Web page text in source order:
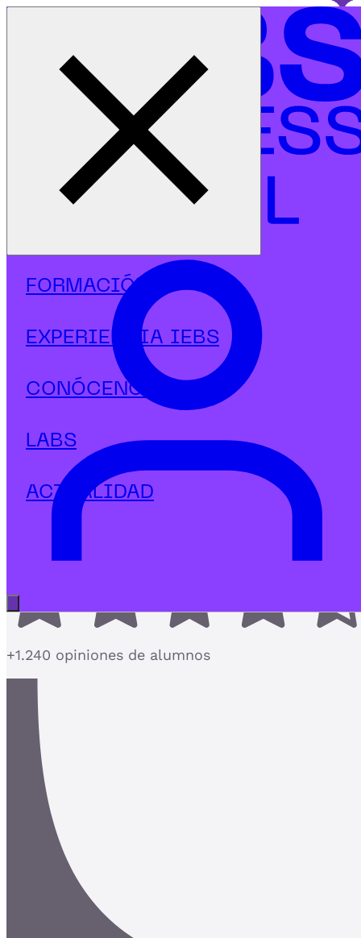
FORMACIÓN
EXPERIENCIA IEBS
CONÓCENOS
LABS
ACTUALIDAD
Inicio
Programas
Fintech
Diplomado en Fintech y Banca Digital
Diplomado en Fintech y Banca
El postgrado de Fintech más aplicado con Banca
Digital y regulación PSD2
+1.240 opiniones de alumnos